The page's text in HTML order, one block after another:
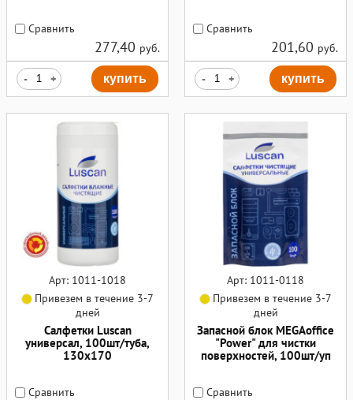
Сравнить
277,40 руб.
- + купить
Сравнить
201,60 руб.
- + купить
Арт: 1011-1018
Привезем в течение 3-7
дней
Салфетки Luscan
универсал, 100шт/туба,
130х170
Сравнить
Арт: 1011-0118
Привезем в течение 3-7
дней
Запасной блок MEGAoffice
"Power" для чистки
поверхностей, 100шт/уп
Сравнить